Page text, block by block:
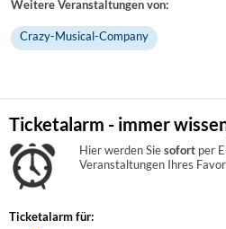
Weitere Veranstaltungen von:
Crazy-Musical-Company
Ticketalarm - immer
Hier werden Siesofort per
Veranstaltungen Ihres
Ticketalarm für: